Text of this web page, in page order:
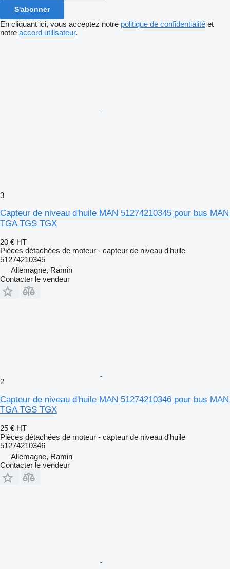
S'abonner
En cliquant ici, vous acceptez notre politique de confidentialité et
notre accord utilisateur.
3
Capteur de niveau d'huile MAN 51274210345 pour bus MAN
TGA TGS TGX
20 € HT
Pièces détachées de moteur - capteur de niveau d'huile
51274210345
Allemagne, Ramin
Contacter le vendeur
2
Capteur de niveau d'huile MAN 51274210346 pour bus MAN
TGA TGS TGX
25 € HT
Pièces détachées de moteur - capteur de niveau d'huile
51274210346
Allemagne, Ramin
Contacter le vendeur